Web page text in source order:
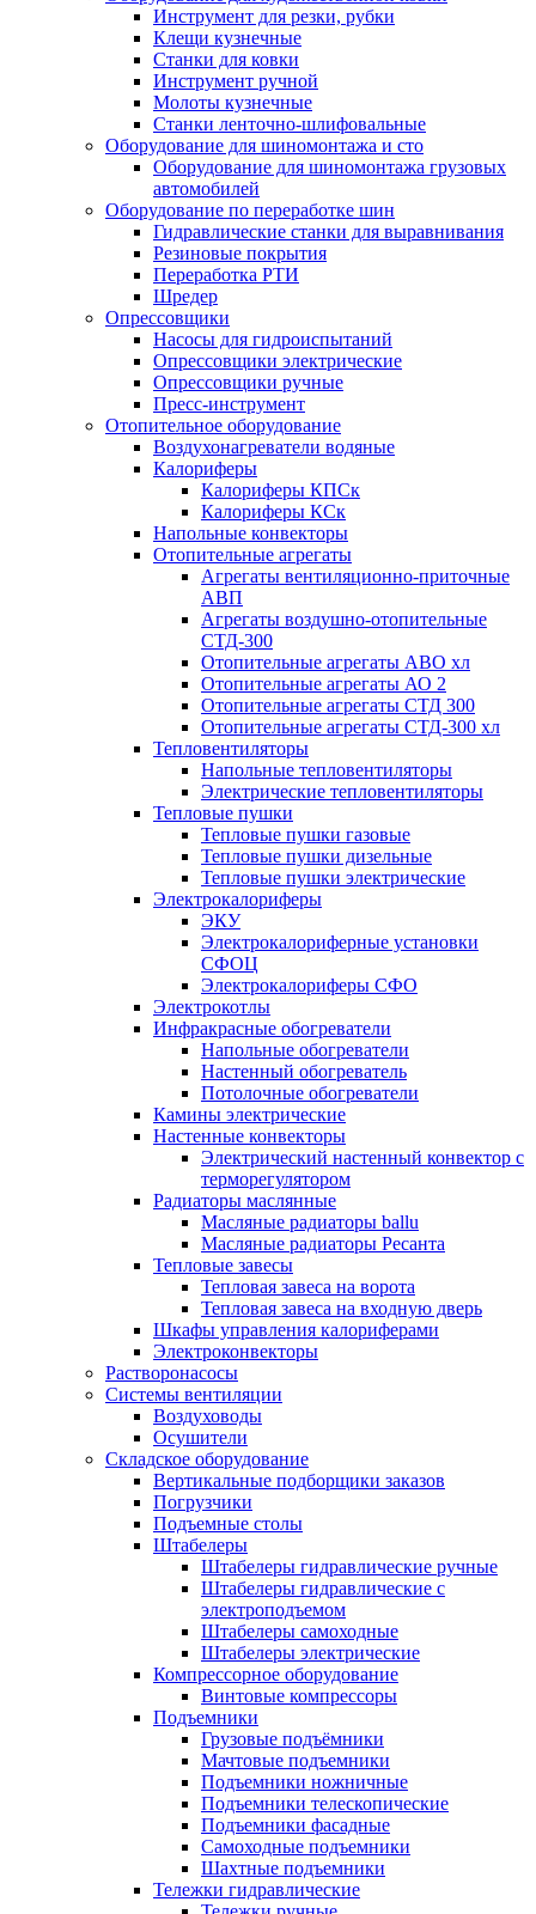
Инструмент для резки, рубки
Клещи кузнечные
Станки для ковки
Инструмент ручной
Молоты кузнечные
Станки ленточно-шлифовальные
Оборудование для шиномонтажа и сто
Оборудование для шиномонтажа грузовых
автомобилей
Оборудование по переработке шин
Гидравлические станки для выравнивания
Резиновые покрытия
Переработка РТИ
Шредер
Опрессовщики
Насосы для гидроиспытаний
Опрессовщики электрические
Опрессовщики ручные
Пресс-инструмент
Отопительное оборудование
Воздухонагреватели водяные
Калориферы
Калориферы КПСк
Калориферы КСк
Напольные конвекторы
Отопительные агрегаты
Агрегаты вентиляционно-приточные
АВП
Агрегаты воздушно-отопительные
СТД-300
Отопительные агрегаты АВО хл
Отопительные агрегаты АО 2
Отопительные агрегаты СТД 300
Отопительные агрегаты СТД-300 хл
Тепловентиляторы
Напольные тепловентиляторы
Электрические тепловентиляторы
Тепловые пушки
Тепловые пушки газовые
Тепловые пушки дизельные
Тепловые пушки электрические
Электрокалориферы
ЭКУ
Электрокалориферные установки
СФОЦ
Электрокалориферы СФО
Электрокотлы
Инфракрасные обогреватели
Напольные обогреватели
Настенный обогреватель
Потолочные обогреватели
Камины электрические
Настенные конвекторы
Электрический настенный конвектор с
терморегулятором
Радиаторы маслянные
Масляные радиаторы ballu
Масляные радиаторы Ресанта
Тепловые завесы
Тепловая завеса на ворота
Тепловая завеса на входную дверь
Шкафы управления калориферами
Электроконвекторы
Растворонасосы
Системы вентиляции
Воздуховоды
Осушители
Складское оборудование
Вертикальные подборщики заказов
Погрузчики
Подъемные столы
Штабелеры
Штабелеры гидравлические ручные
Штабелеры гидравлические с
электроподъемом
Штабелеры самоходные
Штабелеры электрические
Компрессорное оборудование
Винтовые компрессоры
Подъемники
Грузовые подъёмники
Мачтовые подъемники
Подъемники ножничные
Подъемники телескопические
Подъемники фасадные
Самоходные подъемники
Шахтные подъемники
Тележки гидравлические